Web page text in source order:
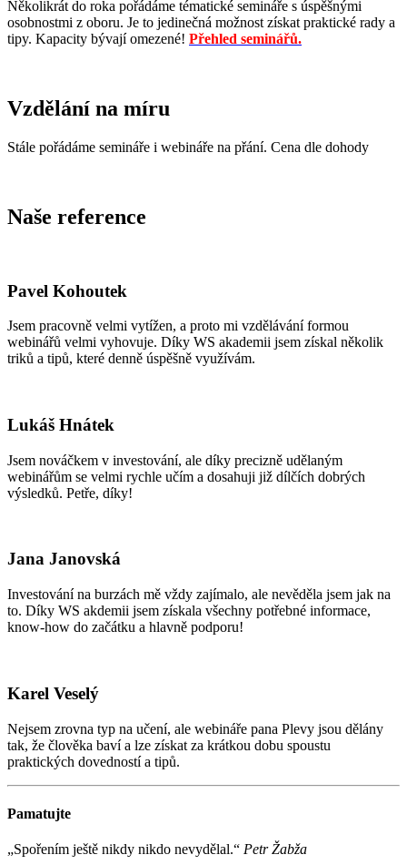
Několikrát do roka pořádáme tématické semináře s úspěšnými
osobnostmi z oboru. Je to jedinečná možnost získat praktické rady a
tipy. Kapacity bývají omezené! Přehled seminářů.
Vzdělání na míru
Stále pořádáme semináře i webináře na přání. Cena dle dohody
Naše reference
Pavel Kohoutek
Jsem pracovně velmi vytížen, a proto mi vzdělávání formou
webinářů velmi vyhovuje. Díky WS akademii jsem získal několik
triků a tipů, které denně úspěšně využívám.
Lukáš Hnátek
Jsem nováčkem v investování, ale díky precizně udělaným
webinářům se velmi rychle učím a dosahuji již dílčích dobrých
výsledků. Petře, díky!
Jana Janovská
Investování na burzách mě vždy zajímalo, ale nevěděla jsem jak na
to. Díky WS akdemii jsem získala všechny potřebné informace,
know-how do začátku a hlavně podporu!
Karel Veselý
Nejsem zrovna typ na učení, ale webináře pana Plevy jsou dělány
tak, že člověka baví a lze získat za krátkou dobu spoustu
praktických dovedností a tipů.
Pamatujte
„Spořením ještě nikdy nikdo nevydělal.“ Petr Žabža